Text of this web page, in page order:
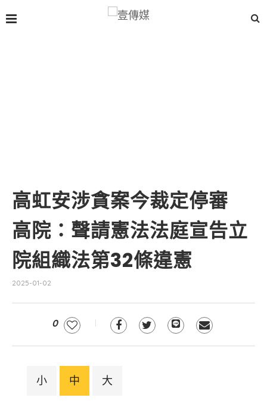
高虹安涉貪案今裁定停審
高院：聲請憲法法庭宣告立
院組織法第32條違憲
2025-01-02
0
小 中 大